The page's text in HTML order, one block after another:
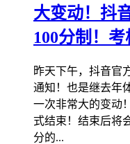
大变动！抖
100分制！考
昨天下午，抖音官
通知！也是继去年
一次非常大的变动
式结束！结束后将
分的...